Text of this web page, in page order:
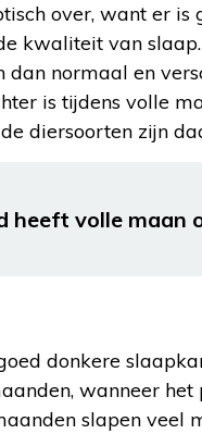
over, want er is
kwaliteit van
normaal en
is tijdens volle
diersoorten zijn
heeft volle maan
donkere
wanneer
slapen veel